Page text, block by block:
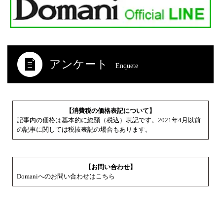
アンケート Enquete
【消費税の価格表記について】
記事内の価格は基本的に総額（税込）表記です。2021年4月以前
の記事に関しては税抜表記の場合もあります。
【お問い合わせ】
Domaniへのお問い合わせはこちら